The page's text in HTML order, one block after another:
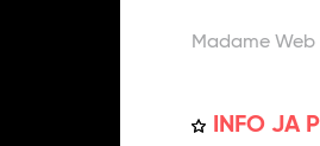
Madame Web
INFO JA